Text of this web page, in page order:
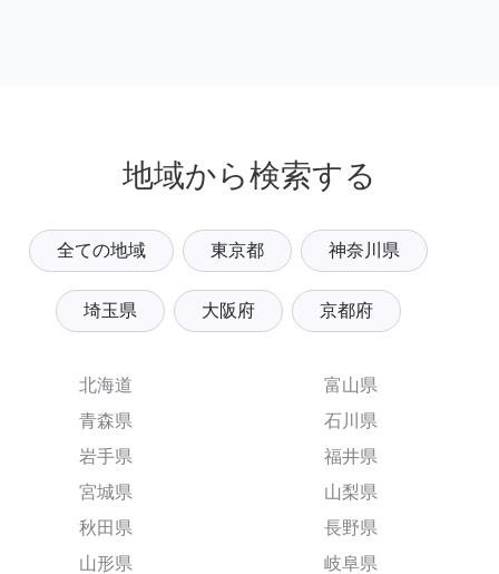
地域から検索する
全ての地域 東京都 神奈川県
埼玉県 大阪府 京都府
北海道
青森県
岩手県
宮城県
秋田県
山形県
富山県
石川県
福井県
山梨県
長野県
岐阜県